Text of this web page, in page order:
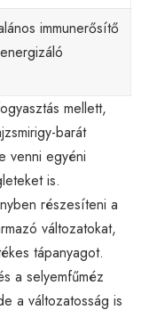
immunerősítő
mellett,
barát
venni egyéni
is.
részesíteni a
változatokat,
tápanyagot.
a selyemfűméz
a változatosság is